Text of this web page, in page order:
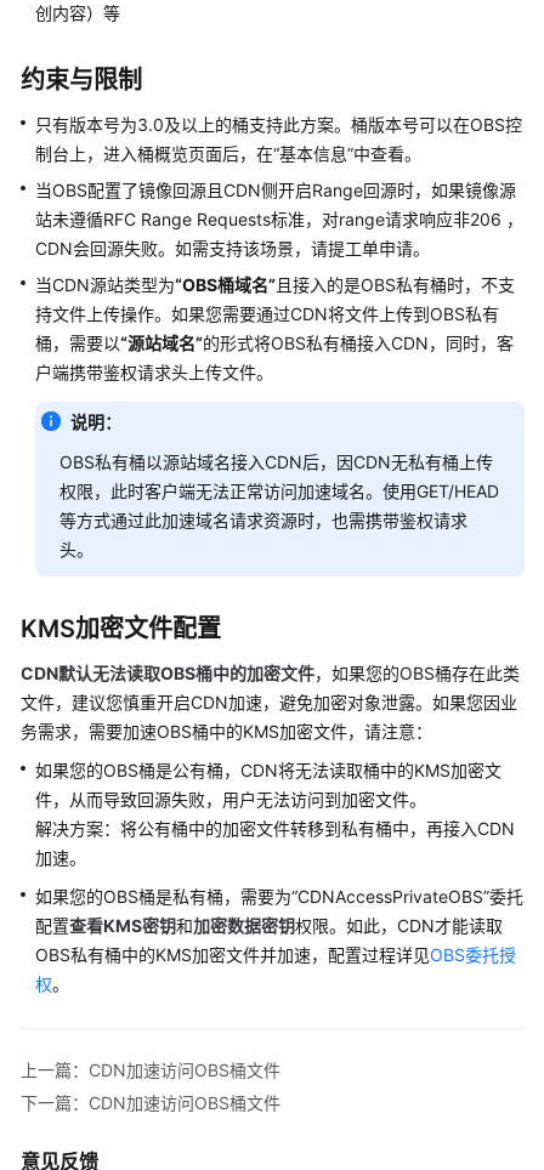
CDN
速
常
见
问
题
CDN
加
速
访
问
于
搭
建
的
网
站
CDN
加
速
访
问
WAF
防
护
资
如
何
存
过
时
创内容）等
约束与限制
只有版本号为3.0及以上的桶支持此方案。桶版本号可以在OBS控
制台上，进入桶概览页面后，在“基本信息”中查看。
当OBS配置了镜像回源且CDN侧开启Range回源时，如果镜像源
站未遵循RFC Range Requests标准，对range请求响应非206 ，
CDN会回源失败。如需支持该场景，请提工单申请。
当CDN源站类型为“OBS桶域名”且接入的是OBS私有桶时，不支
持文件上传操作。如果您需要通过CDN将文件上传到OBS私有
桶，需要以“源站域名”的形式将OBS私有桶接入CDN，同时，客
户端携带鉴权请求头上传文件。
说明：
OBS私有桶以源站域名接入CDN后，因CDN无私有桶上传
权限，此时客户端无法正常访问加速域名。使用GET/HEAD
等方式通过此加速域名请求资源时，也需携带鉴权请求
头。
KMS加密文件配置
CDN默认无法读取OBS桶中的加密文件，如果您的OBS桶存在此类
文件，建议您慎重开启CDN加速，避免加密对象泄露。如果您因业
务需求，需要加速OBS桶中的KMS加密文件，请注意：
如果您的OBS桶是公有桶，CDN将无法读取桶中的KMS加密文
件，从而导致回源失败，用户无法访问到加密文件。
解决方案：将公有桶中的加密文件转移到私有桶中，再接入CDN
加速。
如果您的OBS桶是私有桶，需要为“CDNAccessPrivateOBS”委托
配置查看KMS密钥和加密数据密钥权限。如此，CDN才能读取
OBS私有桶中的KMS加密文件并加速，配置过程详见OBS委托授
权。
上一篇：CDN加速访问OBS桶文件
下一篇：CDN加速访问OBS桶文件
意见反馈